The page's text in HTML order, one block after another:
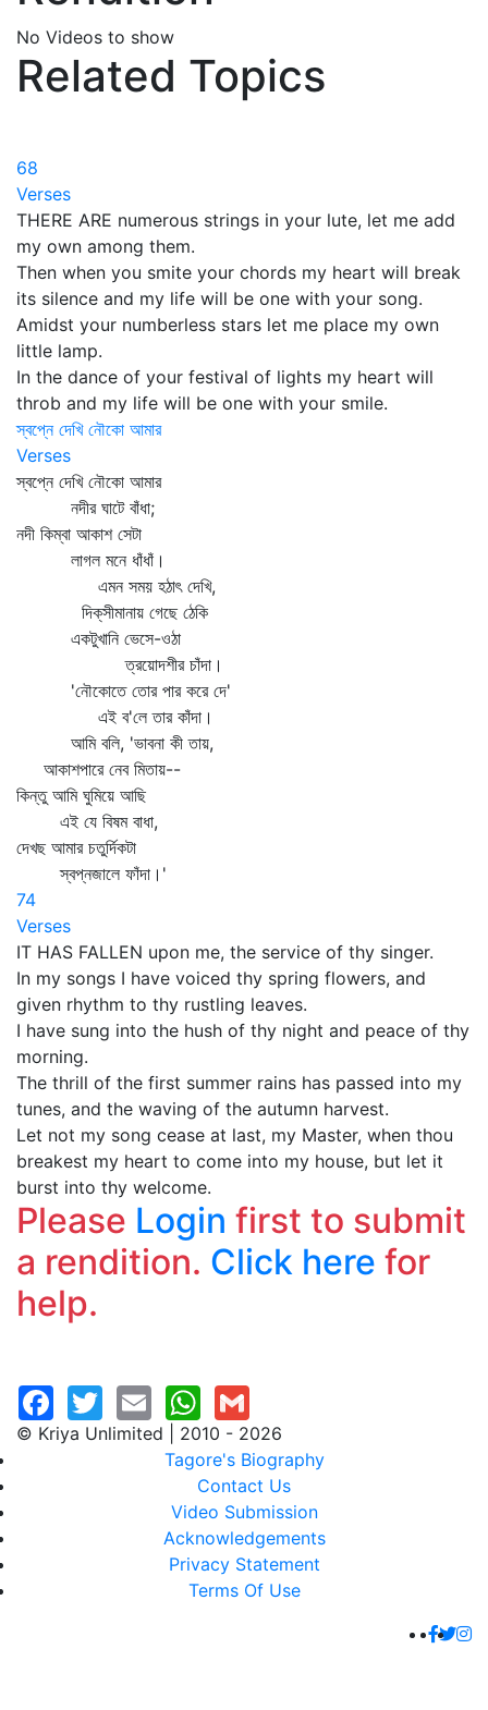
No Videos to show
Related Topics
68
Verses
THERE ARE numerous strings in your lute, let me add
my own among them.
Then when you smite your chords my heart will break
its silence and my life will be one with your song.
Amidst your numberless stars let me place my own
little lamp.
In the dance of your festival of lights my heart will
throb and my life will be one with your smile.
স্বপ্নে দেখি নৌকো আমার
Verses
স্বপ্নে দেখি নৌকো আমার
নদীর ঘাটে বাঁধা;
নদী কিম্বা আকাশ সেটা
লাগল মনে ধাঁধাঁ।
এমন সময় হঠাৎ দেখি,
দিক্‌সীমানায় গেছে ঠেকি
একটুখানি ভেসে-ওঠা
ত্রয়োদশীর চাঁদা।
'নৌকোতে তোর পার করে দে'
এই ব'লে তার কাঁদা।
আমি বলি, 'ভাবনা কী তায়,
আকাশপারে নেব মিতায়--
কিন্তু আমি ঘুমিয়ে আছি
এই যে বিষম বাধা,
দেখছ আমার চতুর্দিকটা
স্বপ্নজালে ফাঁদা।'
74
Verses
IT HAS FALLEN upon me, the service of thy singer.
In my songs I have voiced thy spring flowers, and
given rhythm to thy rustling leaves.
I have sung into the hush of thy night and peace of thy
morning.
The thrill of the first summer rains has passed into my
tunes, and the waving of the autumn harvest.
Let not my song cease at last, my Master, when thou
breakest my heart to come into my house, but let it
burst into thy welcome.
Please Login first to submit
a rendition. Click here for
help.
© Kriya Unlimited | 2010 - 2026
Tagore's Biography
Contact Us
Video Submission
Acknowledgements
Privacy Statement
Terms Of Use